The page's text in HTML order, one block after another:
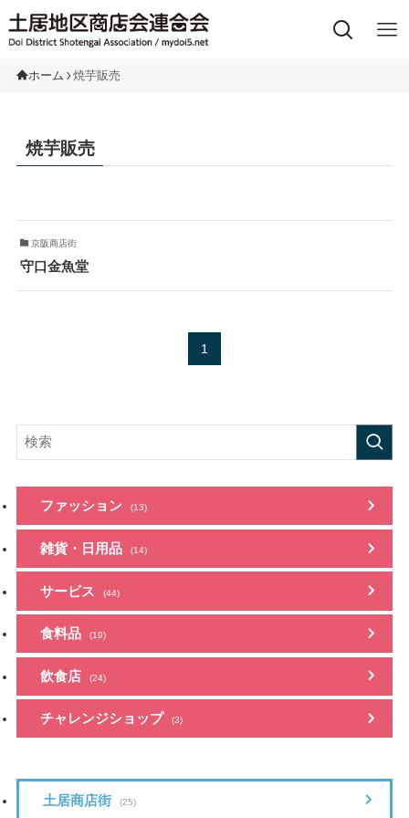
土居地区の商店街
ホーム 焼芋販売
焼芋販売
京阪商店街
守口金魚堂
1
ファッション (13)
雑貨・日用品 (14)
サービス (44)
食料品 (19)
飲食店 (24)
チャレンジショップ (3)
土居商店街 (25)